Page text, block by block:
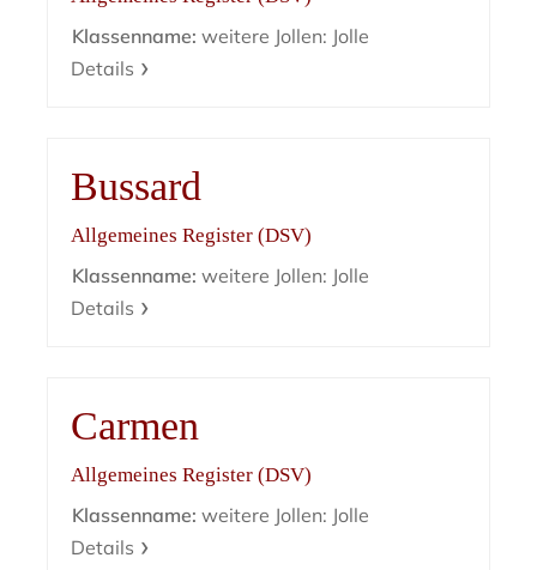
Klassenname: weitere Jollen: Jolle
Details
Bussard
Allgemeines Register (DSV)
Klassenname: weitere Jollen: Jolle
Details
Carmen
Allgemeines Register (DSV)
Klassenname: weitere Jollen: Jolle
Details